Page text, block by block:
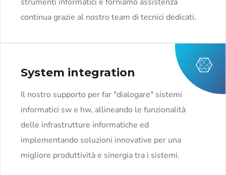
strumenti informatici e forniamo assistenza
continua grazie al nostro team di tecnici dedicati.
System integration
Il nostro supporto per far "dialogare" sistemi
informatici sw e hw, allineando le funzionalità
delle infrastrutture informatiche ed
implementando soluzioni innovative per una
migliore produttività e sinergia tra i sistemi.